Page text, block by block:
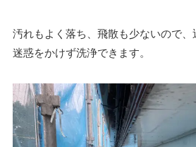
汚れもよく落ち、飛散も少ないので
迷惑をかけず洗浄できます。